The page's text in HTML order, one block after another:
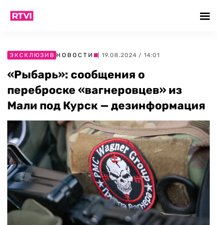
ЭКСКЛЮЗИВ НОВОСТИ | 19.08.2024 / 14:01
«Рыбарь»: сообщения о
переброске «вагнеровцев» из
Мали под Курск — дезинформация